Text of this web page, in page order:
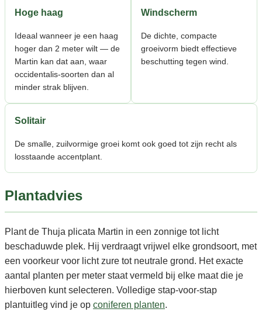
Hoge haag
Ideaal wanneer je een haag
hoger dan 2 meter wilt — de
Martin kan dat aan, waar
occidentalis-soorten dan al
minder strak blijven.
Windscherm
De dichte, compacte
groeivorm biedt effectieve
beschutting tegen wind.
Solitair
De smalle, zuilvormige groei komt ook goed tot zijn recht als
losstaande accentplant.
Plantadvies
Plant de Thuja plicata Martin in een zonnige tot licht
beschaduwde plek. Hij verdraagt vrijwel elke grondsoort, met
een voorkeur voor licht zure tot neutrale grond. Het exacte
aantal planten per meter staat vermeld bij elke maat die je
hierboven kunt selecteren. Volledige stap-voor-stap
plantuitleg vind je op coniferen planten.